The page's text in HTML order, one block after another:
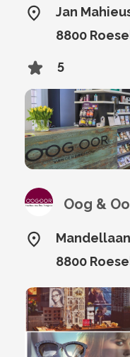
Jan
8800
5
Oog &
8800